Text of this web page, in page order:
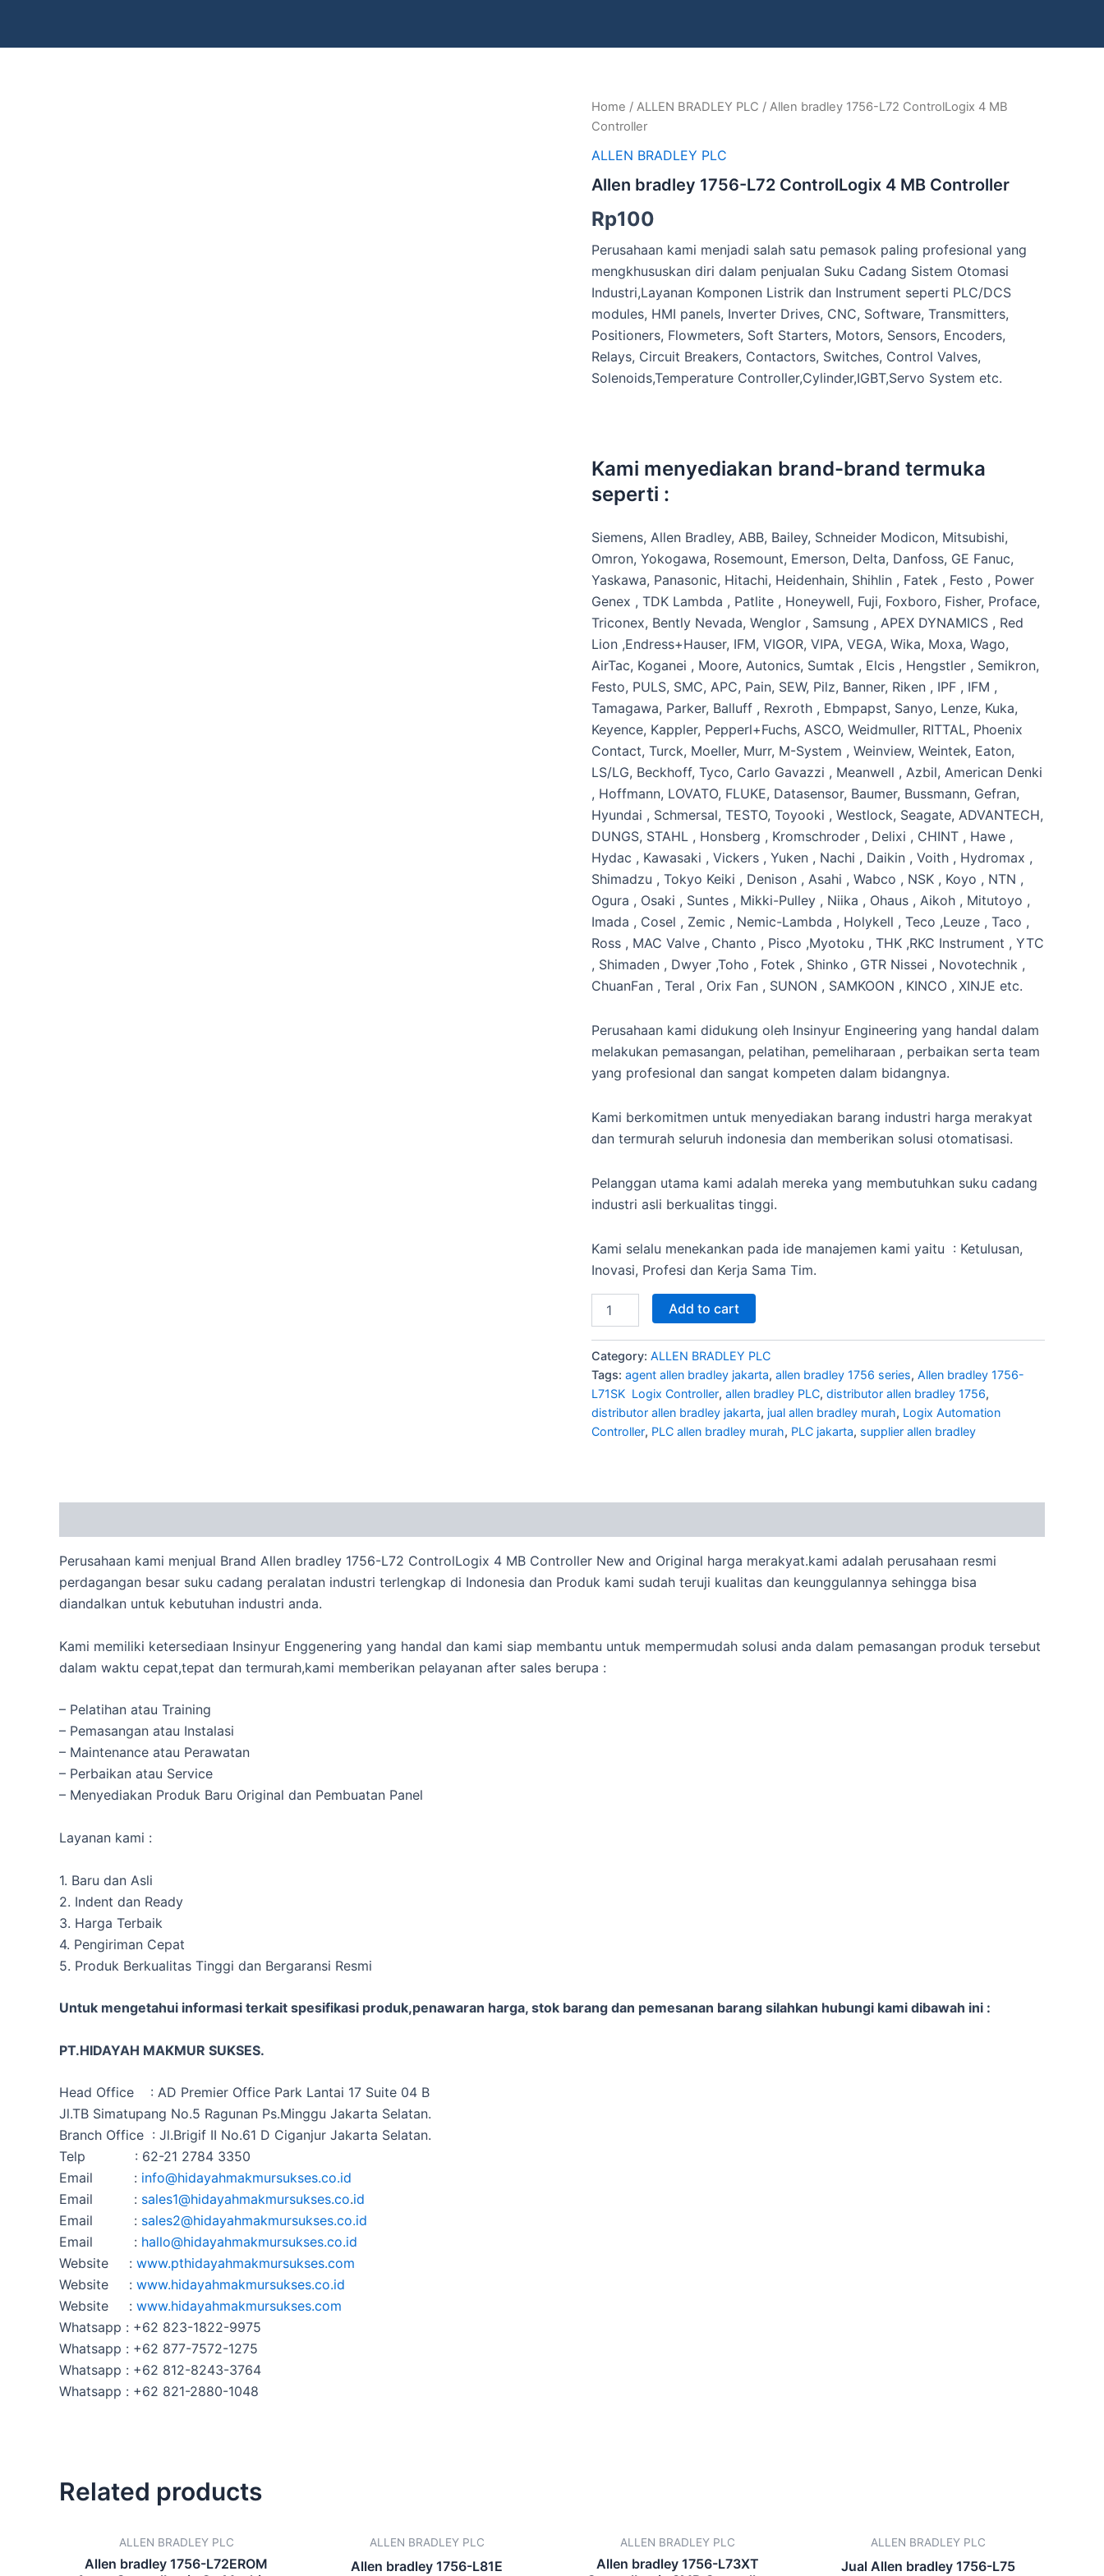
Home / ALLEN BRADLEY PLC / Allen bradley 1756-L72 ControlLogix 4 MB
Controller
ALLEN BRADLEY PLC
Allen bradley 1756-L72 ControlLogix 4 MB Controller
Rp100
Perusahaan kami menjadi salah satu pemasok paling profesional yang
mengkhususkan diri dalam penjualan Suku Cadang Sistem Otomasi
Industri,Layanan Komponen Listrik dan Instrument seperti PLC/DCS
modules, HMI panels, Inverter Drives, CNC, Software, Transmitters,
Positioners, Flowmeters, Soft Starters, Motors, Sensors, Encoders,
Relays, Circuit Breakers, Contactors, Switches, Control Valves,
Solenoids,Temperature Controller,Cylinder,IGBT,Servo System etc.
Kami menyediakan brand-brand termuka
seperti :
Siemens, Allen Bradley, ABB, Bailey, Schneider Modicon, Mitsubishi,
Omron, Yokogawa, Rosemount, Emerson, Delta, Danfoss, GE Fanuc,
Yaskawa, Panasonic, Hitachi, Heidenhain, Shihlin , Fatek , Festo , Power
Genex , TDK Lambda , Patlite , Honeywell, Fuji, Foxboro, Fisher, Proface,
Triconex, Bently Nevada, Wenglor , Samsung , APEX DYNAMICS , Red
Lion ,Endress+Hauser, IFM, VIGOR, VIPA, VEGA, Wika, Moxa, Wago,
AirTac, Koganei , Moore, Autonics, Sumtak , Elcis , Hengstler , Semikron,
Festo, PULS, SMC, APC, Pain, SEW, Pilz, Banner, Riken , IPF , IFM ,
Tamagawa, Parker, Balluff , Rexroth , Ebmpapst, Sanyo, Lenze, Kuka,
Keyence, Kappler, Pepperl+Fuchs, ASCO, Weidmuller, RITTAL, Phoenix
Contact, Turck, Moeller, Murr, M-System , Weinview, Weintek, Eaton,
LS/LG, Beckhoff, Tyco, Carlo Gavazzi , Meanwell , Azbil, American Denki
, Hoffmann, LOVATO, FLUKE, Datasensor, Baumer, Bussmann, Gefran,
Hyundai , Schmersal, TESTO, Toyooki , Westlock, Seagate, ADVANTECH,
DUNGS, STAHL , Honsberg , Kromschroder , Delixi , CHINT , Hawe ,
Hydac , Kawasaki , Vickers , Yuken , Nachi , Daikin , Voith , Hydromax ,
Shimadzu , Tokyo Keiki , Denison , Asahi , Wabco , NSK , Koyo , NTN ,
Ogura , Osaki , Suntes , Mikki-Pulley , Niika , Ohaus , Aikoh , Mitutoyo ,
Imada , Cosel , Zemic , Nemic-Lambda , Holykell , Teco ,Leuze , Taco ,
Ross , MAC Valve , Chanto , Pisco ,Myotoku , THK ,RKC Instrument , YTC
, Shimaden , Dwyer ,Toho , Fotek , Shinko , GTR Nissei , Novotechnik ,
ChuanFan , Teral , Orix Fan , SUNON , SAMKOON , KINCO , XINJE etc.
Perusahaan kami didukung oleh Insinyur Engineering yang handal dalam
melakukan pemasangan, pelatihan, pemeliharaan , perbaikan serta team
yang profesional dan sangat kompeten dalam bidangnya.
Kami berkomitmen untuk menyediakan barang industri harga merakyat
dan termurah seluruh indonesia dan memberikan solusi otomatisasi.
Pelanggan utama kami adalah mereka yang membutuhkan suku cadang
industri asli berkualitas tinggi.
Kami selalu menekankan pada ide manajemen kami yaitu : Ketulusan,
Inovasi, Profesi dan Kerja Sama Tim.
Allen
bradley
L72
4
Controller
Add to cart
Category: ALLEN BRADLEY PLC
Tags: agent allen bradley jakarta, allen bradley 1756 series, Allen bradley 1756-
L71SK Logix Controller, allen bradley PLC, distributor allen bradley 1756,
distributor allen bradley jakarta, jual allen bradley murah, Logix Automation
Controller, PLC allen bradley murah, PLC jakarta, supplier allen bradley
Perusahaan kami menjual Brand Allen bradley 1756-L72 ControlLogix 4 MB Controller New and Original harga merakyat.kami adalah perusahaan resmi
perdagangan besar suku cadang peralatan industri terlengkap di Indonesia dan Produk kami sudah teruji kualitas dan keunggulannya sehingga bisa
diandalkan untuk kebutuhan industri anda.
Kami memiliki ketersediaan Insinyur Enggenering yang handal dan kami siap membantu untuk mempermudah solusi anda dalam pemasangan produk tersebut
dalam waktu cepat,tepat dan termurah,kami memberikan pelayanan after sales berupa :
– Pelatihan atau Training
– Pemasangan atau Instalasi
– Maintenance atau Perawatan
– Perbaikan atau Service
– Menyediakan Produk Baru Original dan Pembuatan Panel
Layanan kami :
1. Baru dan Asli
2. Indent dan Ready
3. Harga Terbaik
4. Pengiriman Cepat
5. Produk Berkualitas Tinggi dan Bergaransi Resmi
Untuk mengetahui informasi terkait spesifikasi produk,penawaran harga, stok barang dan pemesanan barang silahkan hubungi kami dibawah ini :
PT.HIDAYAH MAKMUR SUKSES.
Head Office : AD Premier Office Park Lantai 17 Suite 04 B
Jl.TB Simatupang No.5 Ragunan Ps.Minggu Jakarta Selatan.
Branch Office : Jl.Brigif II No.61 D Ciganjur Jakarta Selatan.
Telp : 62-21 2784 3350
Email : info@hidayahmakmursukses.co.id
Email : sales1@hidayahmakmursukses.co.id
Email : sales2@hidayahmakmursukses.co.id
Email : hallo@hidayahmakmursukses.co.id
Website : www.pthidayahmakmursukses.com
Website : www.hidayahmakmursukses.co.id
Website : www.hidayahmakmursukses.com
Whatsapp : +62 823-1822-9975
Whatsapp : +62 877-7572-1275
Whatsapp : +62 812-8243-3764
Whatsapp : +62 821-2880-1048
Related products
ALLEN BRADLEY PLC
Allen bradley 1756-L72EROM
ALLEN BRADLEY PLC
Allen bradley 1756-L81E
ALLEN BRADLEY PLC
Allen bradley 1756-L73XT
ALLEN BRADLEY PLC
Jual Allen bradley 1756-L75